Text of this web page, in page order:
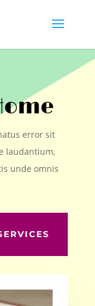
error sit
laudantium,
unde omnis